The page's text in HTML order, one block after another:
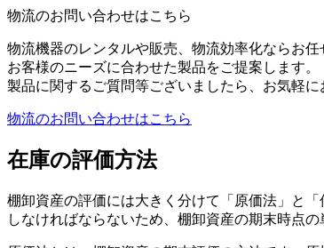
物流のお問い合わせはこちら
物流機器のレンタルや販売、物流効率化ならお任
お客様のニーズに合わせた製品をご提案します。
製品に関するご質問等ございましたら、お気軽
物流のお問い合わせはこちら
在庫の評価方法
棚卸資産の評価には大きく分けて「原価法」と
しなければならないため、棚卸資産の期末時点